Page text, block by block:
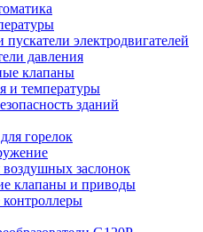
электродвигателей
давления
клапаны
и температуры
зданий
горелок
заслонок
клапаны и приводы